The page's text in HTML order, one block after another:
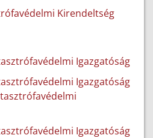
Kirendeltség
Igazgatóság
Igazgatóság
Igazgatóság